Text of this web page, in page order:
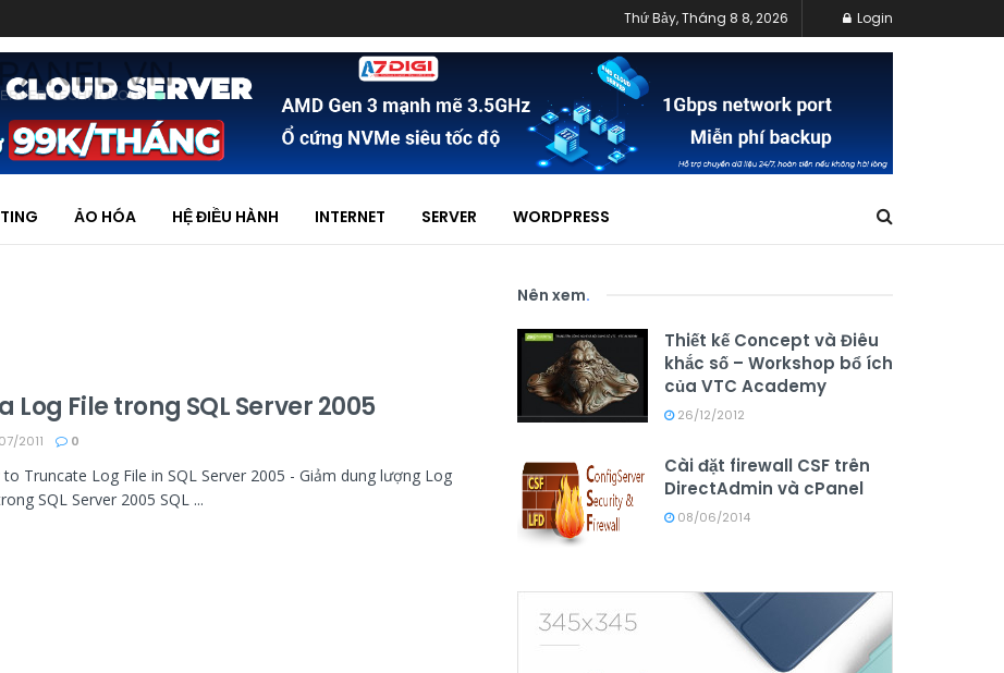
Thứ Bảy, Tháng 8 8, 2026 Login
ẢO HÓA HỆ ĐIỀU HÀNH INTERNET SERVER WORDPRESS
Log File trong SQL Server 2005
2011 0
to Truncate Log File in SQL Server 2005 - Giảm dung lượng Log
SQL Server 2005 SQL ...
Nên xem.
Thiết kế Concept và Điêu
khắc số – Workshop bổ ích
của VTC Academy
26/12/2012
Cài đặt firewall CSF trên
DirectAdmin và cPanel
08/06/2014